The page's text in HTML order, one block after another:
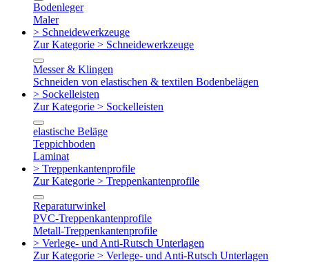
Bodenleger
Maler
> Schneidewerkzeuge
Zur Kategorie > Schneidewerkzeuge
Messer & Klingen
Schneiden von elastischen & textilen Bodenbelägen
> Sockelleisten
Zur Kategorie > Sockelleisten
elastische Beläge
Teppichboden
Laminat
> Treppenkantenprofile
Zur Kategorie > Treppenkantenprofile
Reparaturwinkel
PVC-Treppenkantenprofile
Metall-Treppenkantenprofile
> Verlege- und Anti-Rutsch Unterlagen
Zur Kategorie > Verlege- und Anti-Rutsch Unterlagen